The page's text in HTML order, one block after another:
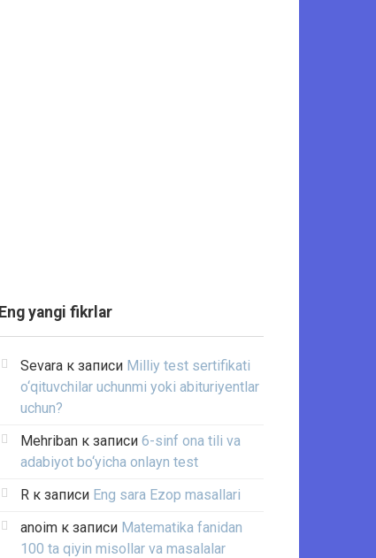
Eng yangi fikrlar
Sevara к записи Milliy test sertifikati
o‘qituvchilar uchunmi yoki abituriyentlar
uchun?
Mehriban к записи 6-sinf ona tili va
adabiyot bo‘yicha onlayn test
R к записи Eng sara Ezop masallari
anoim к записи Matematika fanidan
100 ta qiyin misollar va masalalar